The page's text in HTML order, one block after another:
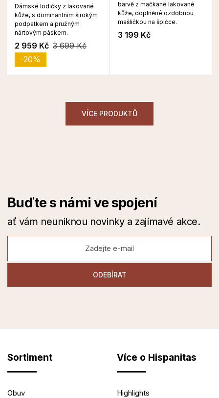
Dámské lodičky z lakované
kůže, s dominantním širokým
podpatkem a pružným
nártovým páskem.
2 959 Kč 3 699 Kč
-20%
barvě z mačkané lakované
kůže, doplněné ozdobnou
mašličkou na špičce.
3 199 Kč
VÍCE PRODUKTŮ
Buďte s námi ve spojení
ať vám neuniknou novinky a zajímavé akce.
Sortiment
Obuv
Více o Hispanitas
Highlights